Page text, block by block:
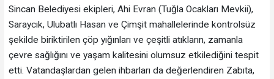
Sincan Belediyesi ekipleri, Ahi Evran (Tuğla Ocakları Mevkii),
Saraycık, Ulubatlı Hasan ve Çimşit mahallelerinde kontrolsüz
şekilde biriktirilen çöp yığınları ve çeşitli atıkların, zamanla
çevre sağlığını ve yaşam kalitesini olumsuz etkilediğini tespit
etti. Vatandaşlardan gelen ihbarları da değerlendiren Zabıta,